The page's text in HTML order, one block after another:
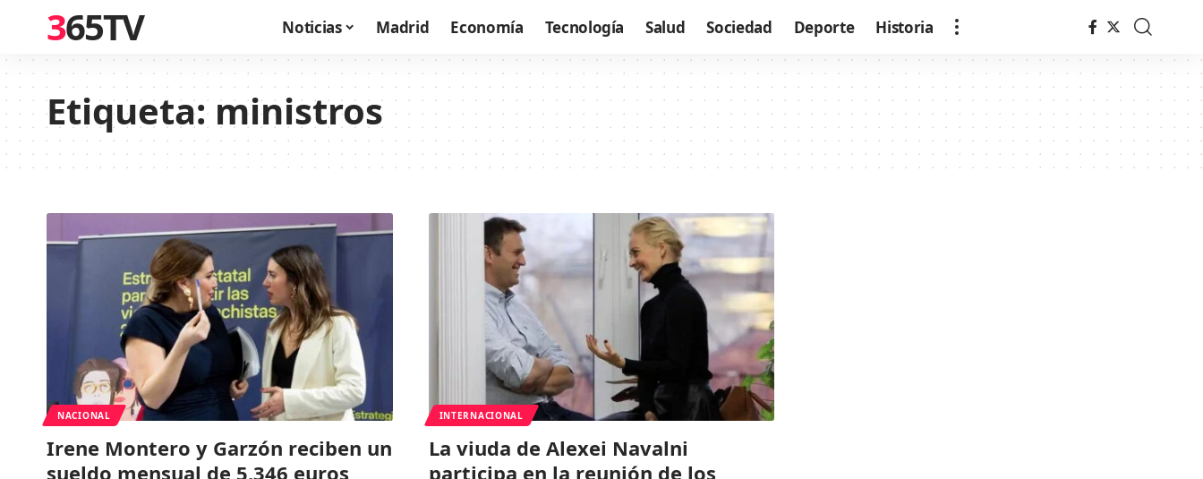
365TV Noticias Madrid Economía Tecnología Salud Sociedad Deporte Historia
Etiqueta:ministros
NACIONAL
Irene Montero y Garzón reciben un
sueldo mensual de 5.346 euros
INTERNACIONAL
La viuda de Alexei Navalni
participa en la reunión de los